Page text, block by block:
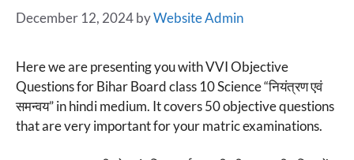
December 12, 2024byWebsite Admin
Here we are presenting you with VVI Objective
Questions for Bihar Board class 10 Science “नियंत्रण एवं
समन्वय” in hindi medium. It covers 50 objective questions
that are very important for your matric examinations.